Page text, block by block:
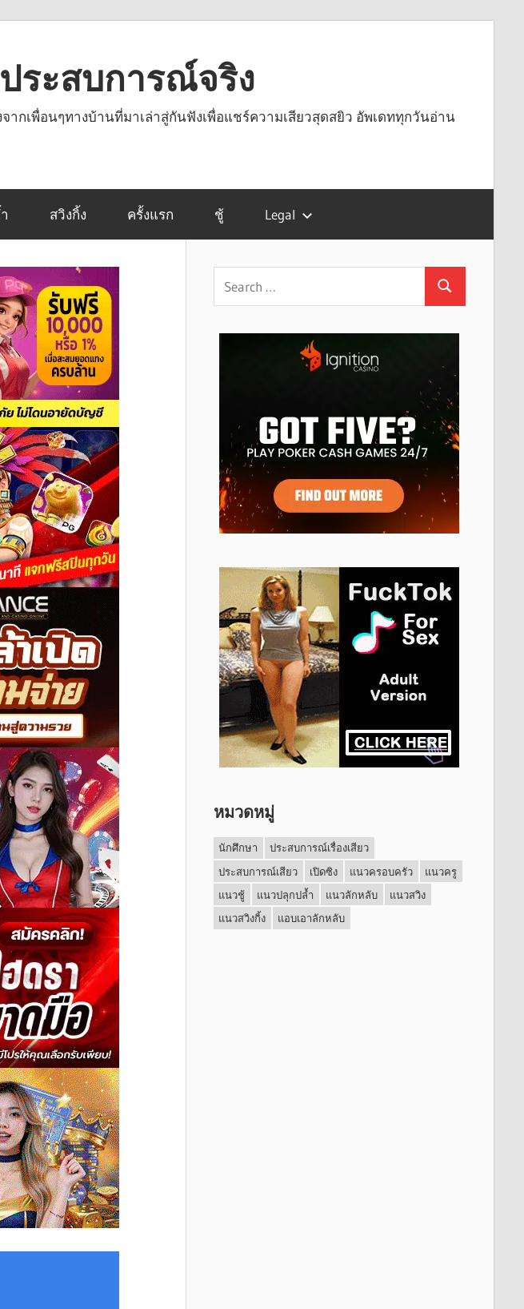
ประสบการณ์จริง
ากเพื่อนๆทางบ้านที่มาเล่าสู่กันฟังเพื่อแชร์ความเสียวสุดสยิว อัพเดททุกวันอ่าน
สวิงกิ้ง ครั้งแรก ชู้ Legal
หมวดหมู่
นักศึกษา
ประสบการณ์เรื่องเสียว
ประสบการณ์เสียว
เปิดซิง แนวครอบครัว
แนวครู
แนวชู้
แนวปลุกปล้ำ แนวลักหลับ
แนวสวิง
แนวสวิงกิ้ง
แอบเอาลักหลับ